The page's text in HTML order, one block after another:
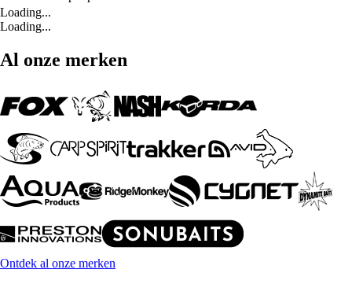
Loading...
Loading...
Al onze merken
Ontdek al onze merken